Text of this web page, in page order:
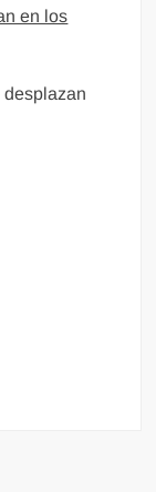
en los
desplazan